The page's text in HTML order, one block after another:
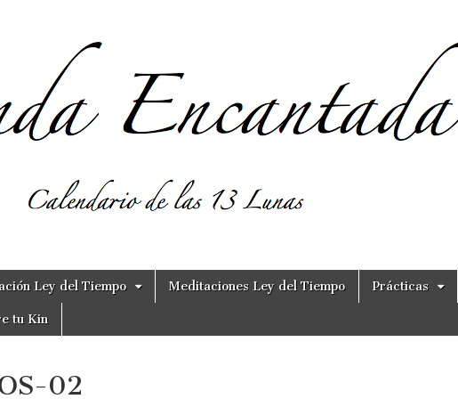
Ley del Tiempo Meditaciones Ley del Tiempo Prácticas
tu Kin
02